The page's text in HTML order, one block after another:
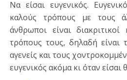
Να είσαι ευγενικός.
καλούς τρόπους με τους
άνθρωποι είναι
τρόπους τους, δηλαδή είναι
αγενείς και τους
ευγενικός ακόμα κι όταν